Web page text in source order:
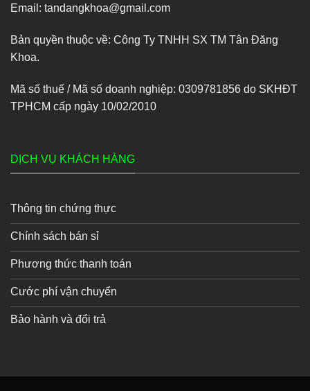
Email: tandangkhoa@gmail.com
Bản quyền thuộc về: Công Ty TNHH SX TM Tân Đăng
Khoa.
Mã số thuế / Mã số doanh nghiệp: 0309781856 do SKHĐT
TPHCM cấp ngày 10/02/2010
DỊCH VỤ KHÁCH HÀNG
Thông tin chứng thực
Chính sách bán sỉ
Phương thức thanh toán
Cước phí vận chuyển
Bảo hành và đổi trả